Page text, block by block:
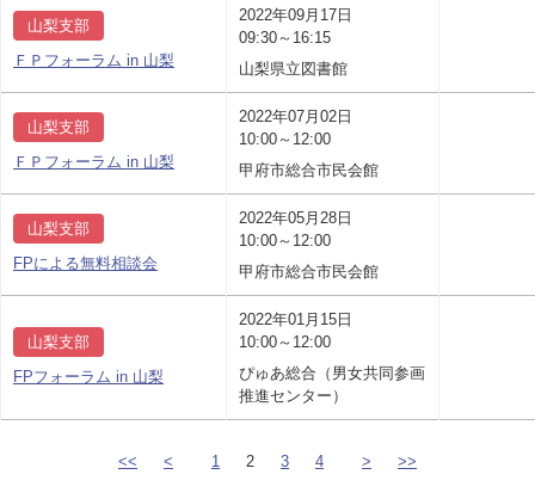
山梨支部
ＦＰフォーラム in 山梨
2022年09月17日
09:30～16:15
山梨県立図書館
山梨支部
ＦＰフォーラム in 山梨
2022年07月02日
10:00～12:00
甲府市総合市民会館
山梨支部
FPによる無料相談会
2022年05月28日
10:00～12:00
甲府市総合市民会館
山梨支部
FPフォーラム in 山梨
2022年01月15日
10:00～12:00
ぴゅあ総合（男女共同参画
推進センター）
<< < 1 2 3 4 > >>